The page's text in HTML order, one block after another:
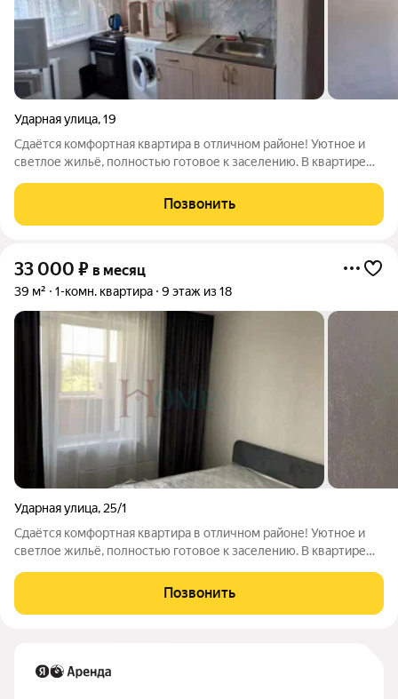
Ударная улица,19
Сдаётся комфортная квартира в отличном районе! Уютное и
светлое жильё, полностью готовое к заселению. В квартире
мебель, техника и функциональная планировка. Приглашаем к
просмотру! Арт. 140827871
Позвонить
33 000 ₽ в месяц
39 м² 1-комн. квартира 9 этаж из 18
Ударная улица, 25/1
Сдаётся комфортная квартира в отличном районе! Уютное и
светлое жильё, полностью готовое к заселению. В квартире
мебель, техника и функциональная планировка. Приглашаем к
просмотру! Арт. 135170658
Позвонить